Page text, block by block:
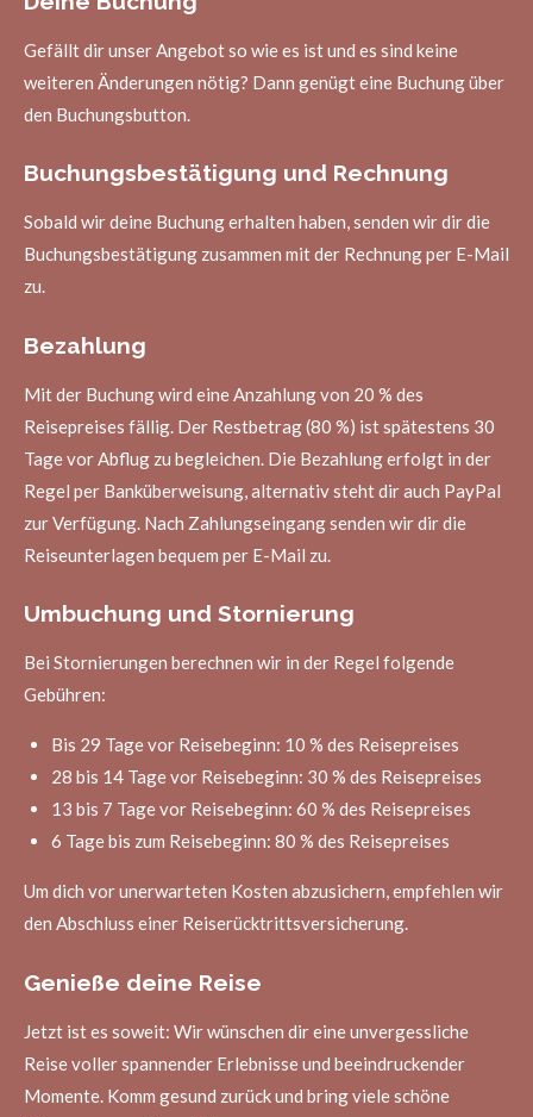
Gefällt dir unser Angebot so wie es ist und es sind keine
weiteren Änderungen nötig? Dann genügt eine Buchung über
den Buchungsbutton.
Buchungsbestätigung und Rechnung
Sobald wir deine Buchung erhalten haben, senden wir dir die
Buchungsbestätigung zusammen mit der Rechnung per E-Mail
zu.
Bezahlung
Mit der Buchung wird eine Anzahlung von 20 % des
Reisepreises fällig. Der Restbetrag (80 %) ist spätestens 30
Tage vor Abflug zu begleichen. Die Bezahlung erfolgt in der
Regel per Banküberweisung, alternativ steht dir auch PayPal
zur Verfügung. Nach Zahlungseingang senden wir dir die
Reiseunterlagen bequem per E-Mail zu.
Umbuchung und Stornierung
Bei Stornierungen berechnen wir in der Regel folgende
Gebühren:
Bis 29 Tage vor Reisebeginn: 10 % des Reisepreises
28 bis 14 Tage vor Reisebeginn: 30 % des Reisepreises
13 bis 7 Tage vor Reisebeginn: 60 % des Reisepreises
6 Tage bis zum Reisebeginn: 80 % des Reisepreises
Um dich vor unerwarteten Kosten abzusichern, empfehlen wir
den Abschluss einer Reiserücktrittsversicherung.
Genieße deine Reise
Jetzt ist es soweit: Wir wünschen dir eine unvergessliche
Reise voller spannender Erlebnisse und beeindruckender
Momente. Komm gesund zurück und bring viele schöne